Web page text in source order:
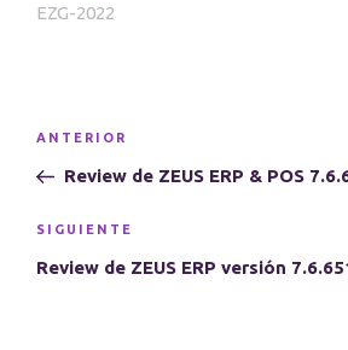
EZG-2022
entradas
Entrada
anterior:
ANTERIOR
Review de ZEUS ERP & POS
Siguiente
entrada
SIGUIENTE
Review de ZEUS ERP versión